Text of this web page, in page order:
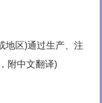
地区)通过生产、注
附中文翻译)